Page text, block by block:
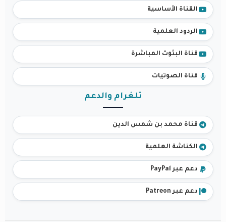
القناة الأساسية
الردود العلمية
قناة البثوث المباشرة
قناة الصوتيات
تلغرام والدعم
قناة محمد بن شمس الدين
الكناشة العلمية
دعم عبر PayPal
دعم عبر Patreon